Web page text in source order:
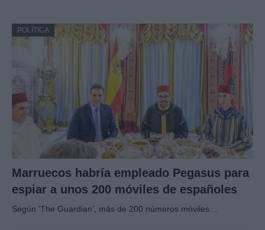
POLÍTICA
Marruecos habría empleado Pegasus para
espiar a unos 200 móviles de españoles
Según ‘The Guardian’, más de 200 números móviles…